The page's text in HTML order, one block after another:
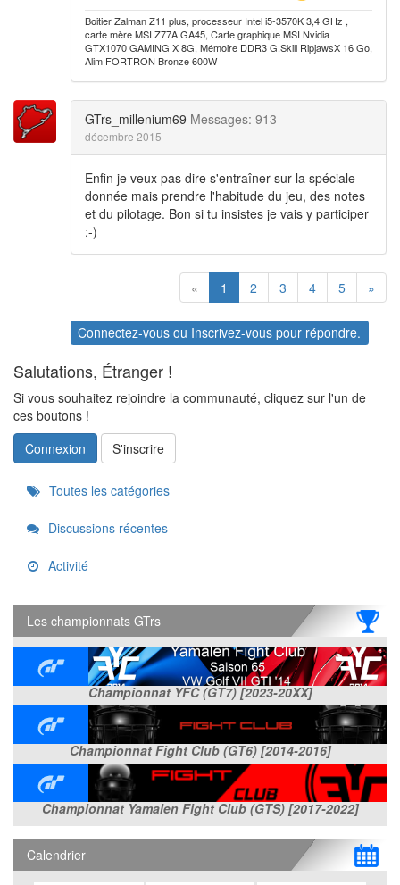
Boitier Zalman Z11 plus, processeur Intel i5-3570K 3,4 GHz ,
carte mère MSI Z77A GA45, Carte graphique MSI Nvidia
GTX1070 GAMING X 8G, Mémoire DDR3 G.Skill RipjawsX 16 Go,
Alim FORTRON Bronze 600W
GTrs_millenium69 Messages: 913
décembre 2015
Enfin je veux pas dire s'entraîner sur la spéciale
donnée mais prendre l'habitude du jeu, des notes
et du pilotage. Bon si tu insistes je vais y participer
;-)
« 1 2 3 4 5 »
Connectez-vous ou Inscrivez-vous pour répondre.
Salutations, Étranger !
Si vous souhaitez rejoindre la communauté, cliquez sur l'un de
ces boutons !
Connexion
S'inscrire
Quick
Links
Toutes les catégories
Discussions récentes
Activité
Les championnats GTrs
Championnat YFC (GT7) [2023-20XX]
Championnat Fight Club (GT6) [2014-2016]
Championnat Yamalen Fight Club (GTS) [2017-2022]
Calendrier